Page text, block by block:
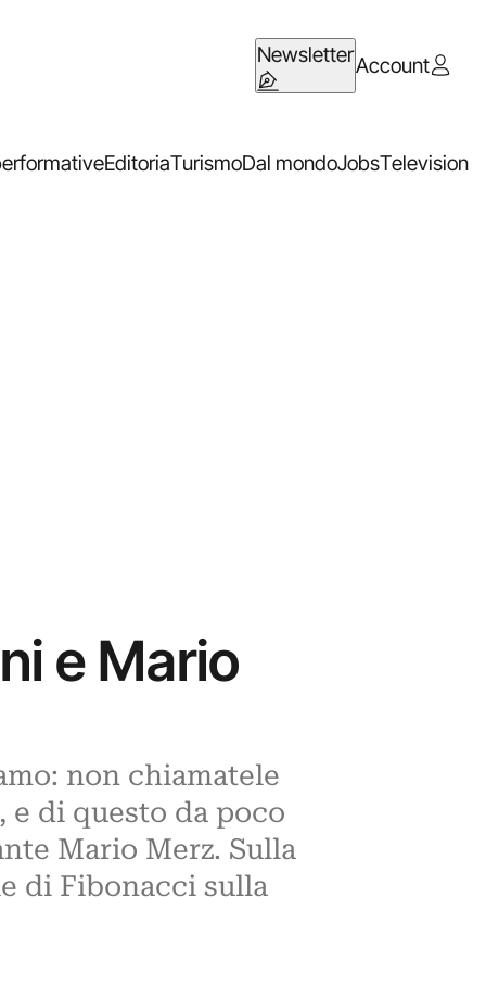
NewsletterAccount
EditoriaTurismoDal mondoJobsTelevision
e Mario
non chiamatele
di questo da poco
Mario Merz. Sulla
di Fibonacci sulla